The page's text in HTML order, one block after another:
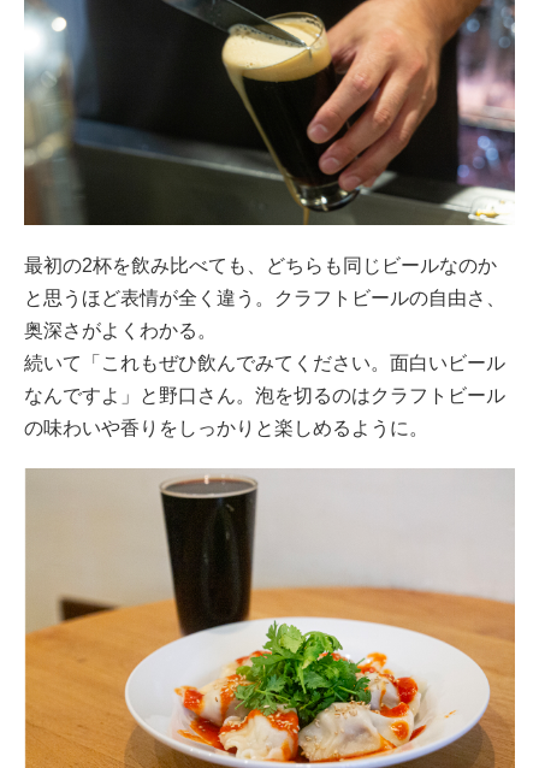
最初の2杯を飲み比べても、どちらも同じビールなのか
と思うほど表情が全く違う。クラフトビールの自由さ、
奥深さがよくわかる。
続いて「これもぜひ飲んでみてください。面白いビール
なんですよ」と野口さん。泡を切るのはクラフトビール
の味わいや香りをしっかりと楽しめるように。